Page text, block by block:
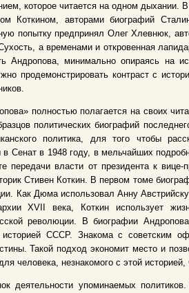
которое читается на одном дыхании.
Коткином, авторами биографий
попытку предпринял Олег Хлевнюк,
а временами и откровенная
Андропова, минимально опираясь на
продемонстрировать контраст с
полностью полагается на своих
политических биографий
политика, для того чтобы
в 1948 году, в мельчайших
власти от президента к вице-
Стивен Коткин. В первом томе
Как Дюма использовал Анну
XVII века, Коткин использует
революции. В биографии
СССР. Знакома с советским
Такой подход экономит место и
человека, незнакомого с этой
деятельности упоминаемых